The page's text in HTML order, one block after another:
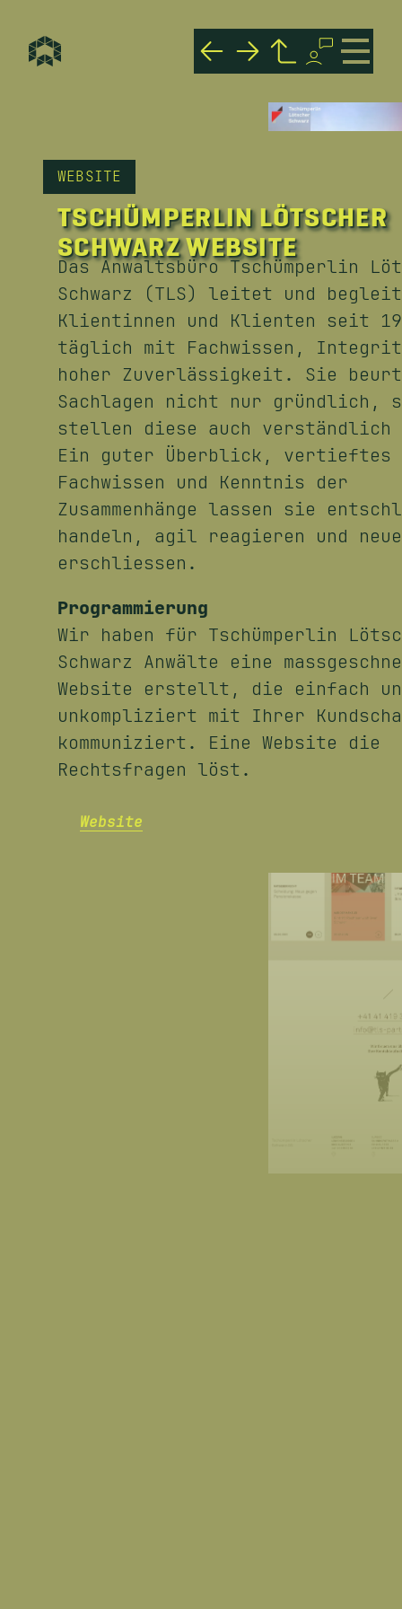
Mountbee Mountain
Rodix Tacs®
Portfolio
WEBSITE
TSCHÜMPERLIN LÖTSCHER
SCHWARZ WEBSITE
Das Anwaltsbüro Tschümperlin
Schwarz (TLS) leitet und
Klientinnen und Klienten seit
täglich mit Fachwissen,
hoher Zuverlässigkeit. Sie
Sachlagen nicht nur gründlich,
stellen diese auch verständlich
Ein guter Überblick, vertieftes
Fachwissen und Kenntnis der
Zusammenhänge lassen sie
handeln, agil reagieren und neue
erschliessen.
Programmierung
Wir haben für Tschümperlin
Schwarz Anwälte eine
Website erstellt, die einfach
unkompliziert mit Ihrer
kommuniziert. Eine Website die
Rechtsfragen löst.
Website